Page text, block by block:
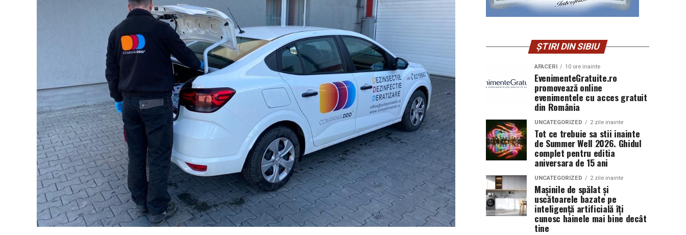
ȘTIRI DIN SIBIU
AFACERI 10 ore inainte
EvenimenteGratuite.ro
promovează online
evenimentele cu acces gratuit
din România
UNCATEGORIZED 2 zile inainte
Tot ce trebuie sa stii inainte
de Summer Well 2026. Ghidul
complet pentru editia
aniversara de 15 ani
UNCATEGORIZED 2 zile inainte
Mașinile de spălat și
uscătoarele bazate pe
inteligență artificială îți
cunosc hainele mai bine decât
tine